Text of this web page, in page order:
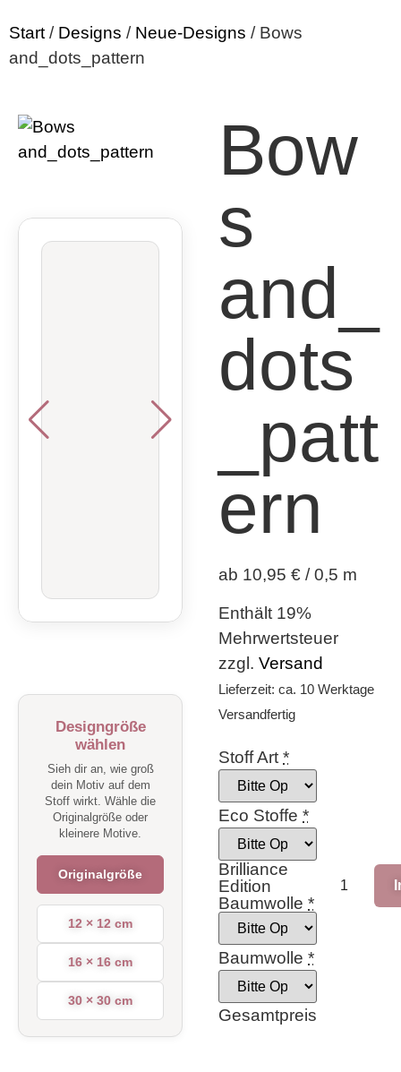
Start / Designs / Neue-Designs / Bows
and_dots_pattern
Designgröße
wählen
Sieh dir an, wie groß
dein Motiv auf dem
Stoff wirkt. Wähle die
Originalgröße oder
kleinere Motive.
Originalgröße
12 × 12 cm
16 × 16 cm
30 × 30 cm
Bow
s
and_
dots
_patt
ern
ab 10,95 € / 0,5 m
Enthält 19%
Mehrwertsteuer
zzgl. Versand
Lieferzeit: ca. 10 Werktage
Versandfertig
Stoff Art *
Eco Stoffe *
Brilliance
Edition
Baumwolle *
Baumwolle *
Gesamtpreis